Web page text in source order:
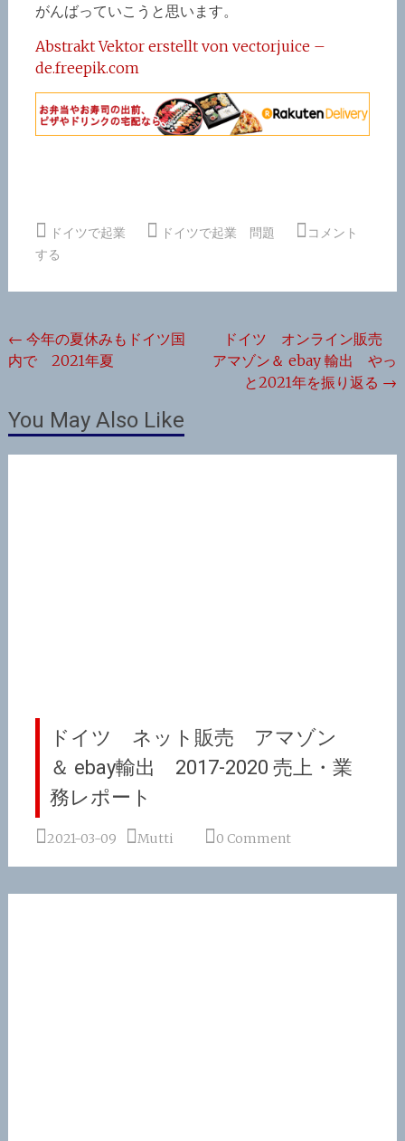
がんばっていこうと思います。
Abstrakt Vektor erstellt von vectorjuice –
de.freepik.com
ドイツで起業 ドイツで起業 問題
コメント
する
投
稿
ビ
ゲ
← 今年の夏休みもドイツ国
内で 2021年夏
ドイツ オンライン販売
アマゾン＆ ebay 輸出 やっ
と2021年を振り返る →
You May Also Like
ドイツ ネット販売 アマゾン
＆ ebay輸出 2017-2020 売上・業
務レポート
2021-03-09 Mutti 0 Comment